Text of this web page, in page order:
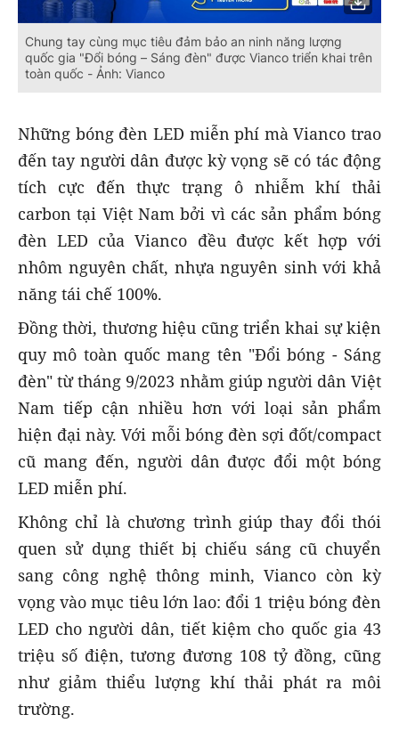
Chung tay cùng mục tiêu đảm bảo an ninh năng lượng
quốc gia "Đổi bóng – Sáng đèn" được Vianco triển khai trên
toàn quốc - Ảnh: Vianco
Những bóng đèn LED miễn phí mà Vianco trao
đến tay người dân được kỳ vọng sẽ có tác động
tích cực đến thực trạng ô nhiễm khí thải
carbon tại Việt Nam bởi vì các sản phẩm bóng
đèn LED của Vianco đều được kết hợp với
nhôm nguyên chất, nhựa nguyên sinh với khả
năng tái chế 100%.
Đồng thời, thương hiệu cũng triển khai sự kiện
quy mô toàn quốc mang tên "Đổi bóng - Sáng
đèn" từ tháng 9/2023 nhằm giúp người dân Việt
Nam tiếp cận nhiều hơn với loại sản phẩm
hiện đại này. Với mỗi bóng đèn sợi đốt/compact
cũ mang đến, người dân được đổi một bóng
LED miễn phí.
Không chỉ là chương trình giúp thay đổi thói
quen sử dụng thiết bị chiếu sáng cũ chuyển
sang công nghệ thông minh, Vianco còn kỳ
vọng vào mục tiêu lớn lao: đổi 1 triệu bóng đèn
LED cho người dân, tiết kiệm cho quốc gia 43
triệu số điện, tương đương 108 tỷ đồng, cũng
như giảm thiểu lượng khí thải phát ra môi
trường.